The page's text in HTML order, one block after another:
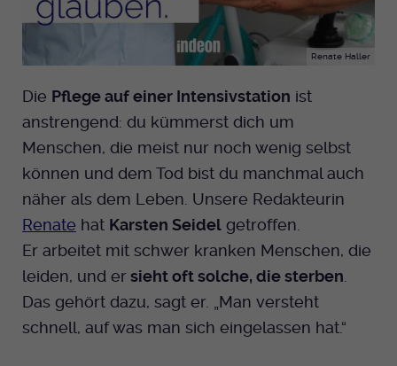
Renate Haller
Die Pflege auf einer Intensivstation ist
anstrengend: du kümmerst dich um
Menschen, die meist nur noch wenig selbst
können und dem Tod bist du manchmal auch
näher als dem Leben. Unsere Redakteurin
Renate hat Karsten Seidel getroffen.
Er arbeitet mit schwer kranken Menschen, die
leiden, und er sieht oft solche, die sterben
Das gehört dazu, sagt er. „Man versteht
schnell, auf was man sich eingelassen hat.“